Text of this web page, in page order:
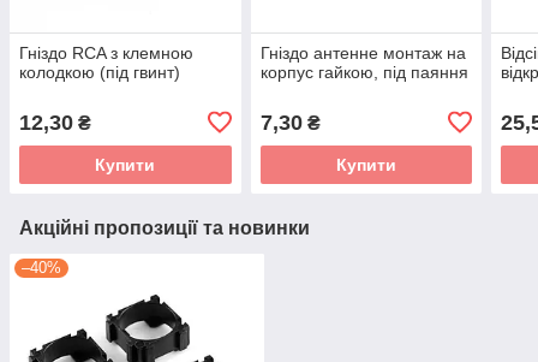
Гніздо RCA з клемною
колодкою (під гвинт)
12,30 ₴
Купити
Гніздо антенне монтаж на
корпус гайкою, під паяння
7,30₴
Купити
Акційні пропозиції та новинки
–40%